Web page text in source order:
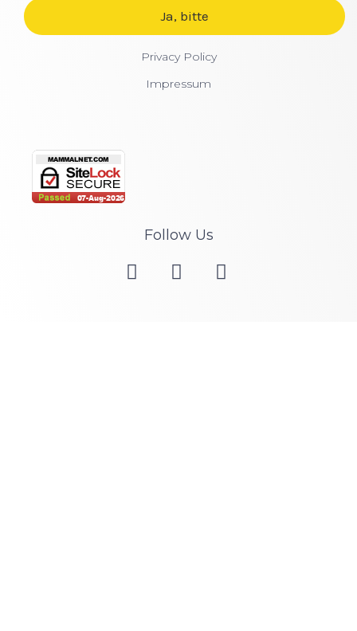
Follow Us
Privacy Policy
Impressum